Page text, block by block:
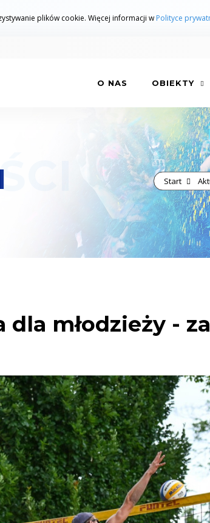
plików cookie. Więcej informacji w Polityce
O NAS OBIEKTY
Start
młodzieży -